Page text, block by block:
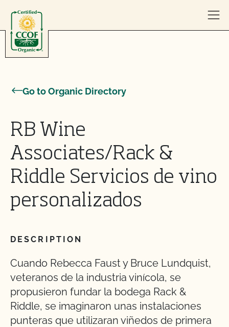
Go to Organic Directory
RB Wine
Associates/Rack &
Riddle Servicios de vino
personalizados
DESCRIPTION
Cuando Rebecca Faust y Bruce Lundquist,
veteranos de la industria vinícola, se
propusieron fundar la bodega Rack &
Riddle, se imaginaron unas instalaciones
punteras que utilizaran viñedos de primera